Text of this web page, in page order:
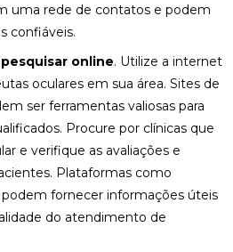
uma rede de contatos e podem
confiáveis.
pesquisar online. Utilize a internet
oculares em sua área. Sites de
ser ferramentas valiosas para
Procure por clínicas que
e verifique as avaliações e
Plataformas como
podem fornecer informações úteis
do atendimento de
SEU EQUILÍBRIO E
VESTIBULARES
VESTIBULARES
O EQUILÍBRIO E